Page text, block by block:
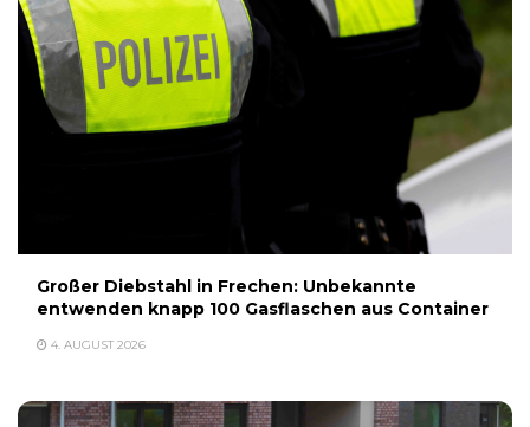
Großer Diebstahl in Frechen: Unbekannte
entwenden knapp 100 Gasflaschen aus Container
4. AUGUST 2026